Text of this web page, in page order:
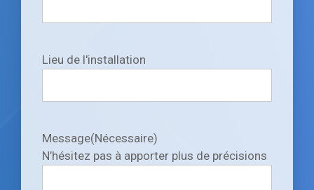
Lieu de l'installation
Message(Nécessaire)
N’hésitez pas à apporter plus de précisions